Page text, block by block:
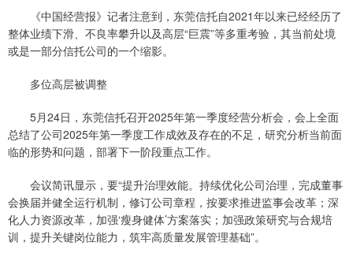
《中国经营报》记者注意到，东莞信托自2021年以来已经经历了
整体业绩下滑、不良率攀升以及高层“巨震”等多重考验，其当前处境
或是一部分信托公司的一个缩影。
多位高层被调整
5月24日，东莞信托召开2025年第一季度经营分析会，会上全面
总结了公司2025年第一季度工作成效及存在的不足，研究分析当前面
临的形势和问题，部署下一阶段重点工作。
会议简讯显示，要“提升治理效能。持续优化公司治理，完成董事
会换届并健全运行机制，修订公司章程，按要求推进监事会改革；深
化人力资源改革，加强‘瘦身健体’方案落实；加强政策研究与合规培
训，提升关键岗位能力，筑牢高质量发展管理基础”。